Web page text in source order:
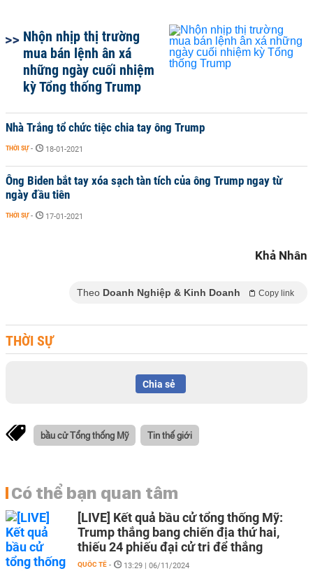
Nhộn nhịp thị trường
mua bán lệnh ân xá
những ngày cuối nhiệm
kỳ Tổng thống Trump
Nhà Trắng tổ chức tiệc chia tay ông Trump
THỜI SỰ - 18-01-2021
Ông Biden bắt tay xóa sạch tàn tích của ông Trump ngay từ
ngày đầu tiên
THỜI SỰ - 17-01-2021
Khả Nhân
Theo Doanh Nghiệp & Kinh Doanh Copy link
THỜI SỰ
Chia sẻ
bầu cử Tổng thống Mỹ Tin thế giới
Có thể bạn quan tâm
[LIVE] Kết quả bầu cử tổng thống Mỹ:
Trump thắng bang chiến địa thứ hai,
thiếu 24 phiếu đại cử tri để thắng
QUỐC TẾ - 13:29 | 06/11/2024